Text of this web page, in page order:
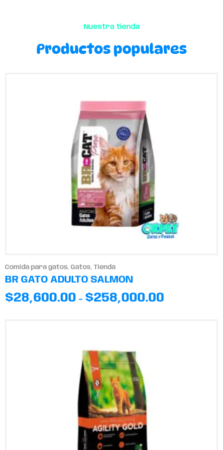
Nuestra tienda
Productos populares
Comida para gatos, Gatos, Tienda
BR GATO ADULTO SALMON
$28,600.00 - $258,000.00